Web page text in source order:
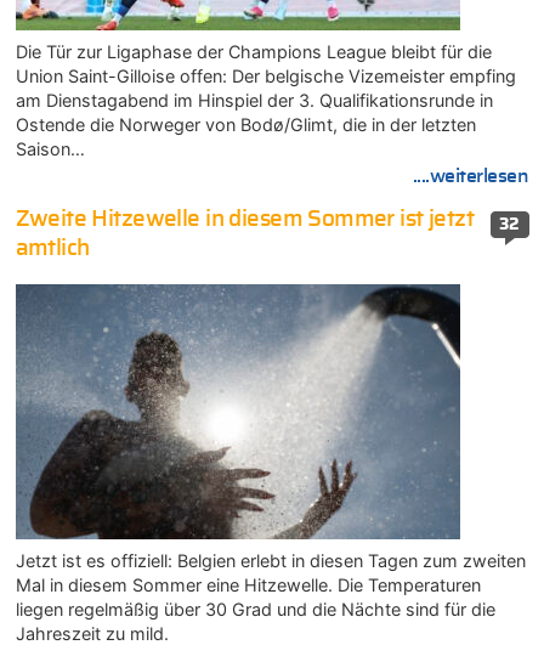
Die Tür zur Ligaphase der Champions League bleibt für die
Union Saint-Gilloise offen: Der belgische Vizemeister empfing
am Dienstagabend im Hinspiel der 3. Qualifikationsrunde in
Ostende die Norweger von Bodø/Glimt, die in der letzten
Saison…
....weiterlesen
32
Zweite Hitzewelle in diesem Sommer ist jetzt
amtlich
Jetzt ist es offiziell: Belgien erlebt in diesen Tagen zum zweiten
Mal in diesem Sommer eine Hitzewelle. Die Temperaturen
liegen regelmäßig über 30 Grad und die Nächte sind für die
Jahreszeit zu mild.